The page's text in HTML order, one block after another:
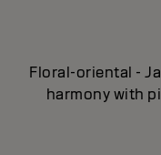
Floral-oriental -
harmony with